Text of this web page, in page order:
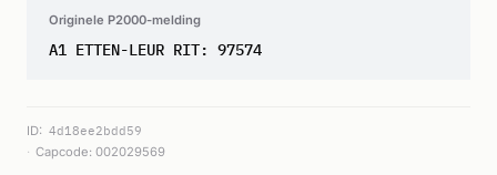
Originele P2000-melding
A1 ETTEN-LEUR RIT: 97574
ID: 4d18ee2bdd59
Capcode: 002029569